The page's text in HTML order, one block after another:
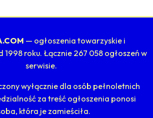
— ogłoszenia towarzyskie i
roku. Łącznie 267 058 ogłoszeń w
serwisie.
wyłącznie dla osób pełnoletnich
za treść ogłoszenia ponosi
która je zamieściła.